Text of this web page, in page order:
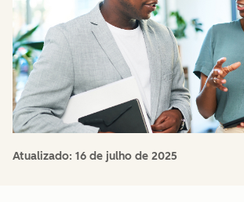
Atualizado: 16 de julho de 2025